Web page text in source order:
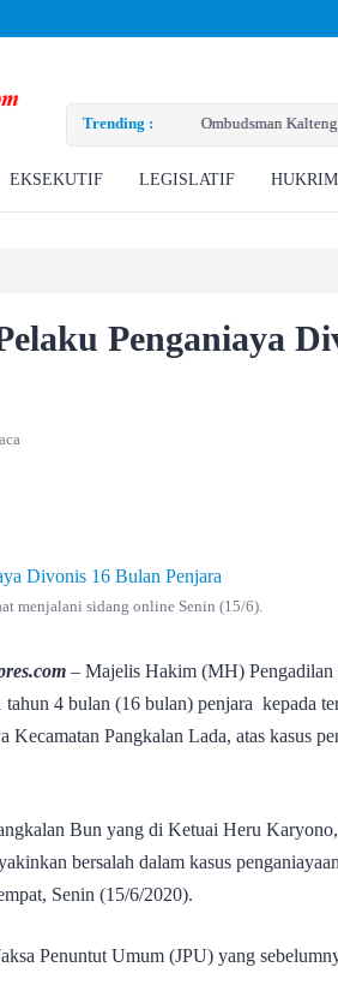
Trending :
Ombudsman Kalteng
Teknis
EKSEKUTIF LEGISLATIF HUKRIM
Penganiaya
menjalani sidang online Senin (15/6).
– Majelis Hakim (MH)
4 bulan (16 bulan) penjara kepada
Pangkalan Lada, atas kasus
Bun yang di Ketuai Heru
bersalah dalam kasus
Senin (15/6/2020).
Penuntut Umum (JPU) yang